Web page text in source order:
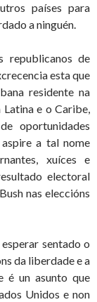
países para
a ninguén.
republicanos de
esta que
residente na
e o Caribe,
oportunidades
a tal nome
xuíces e
electoral
nas eleccións
sentado o
da liberdade e a
é un asunto que
Unidos e non